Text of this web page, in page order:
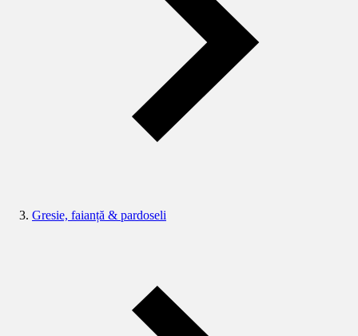
Gresie, faianță & pardoseli